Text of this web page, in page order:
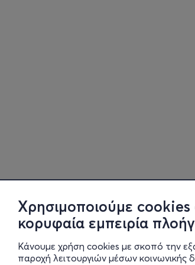
Χρησιμοποιούμε cookies
κορυφαία εμπειρία
Κάνουμε χρήση cookies με σκοπό την
παροχή λειτουργιών μέσων